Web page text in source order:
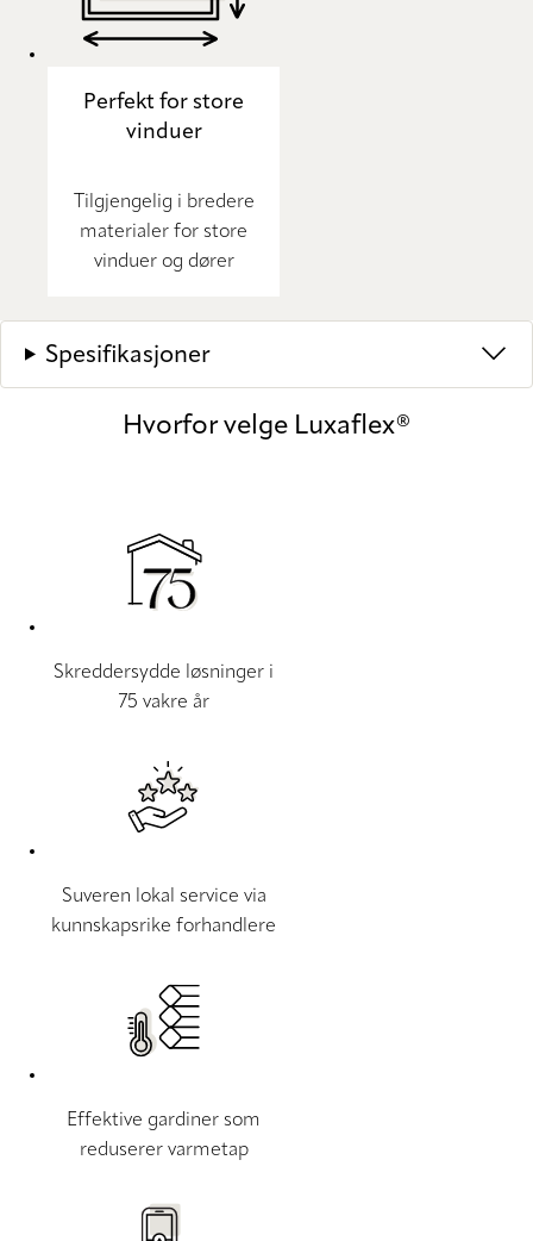
Perfekt for store
vinduer
Tilgjengelig i bredere
materialer for store
vinduer og dører
Spesifikasjoner
Hvorfor velge Luxaflex®
Skreddersydde løsninger i
75 vakre år
Suveren lokal service via
kunnskapsrike forhandlere
Effektive gardiner som
reduserer varmetap